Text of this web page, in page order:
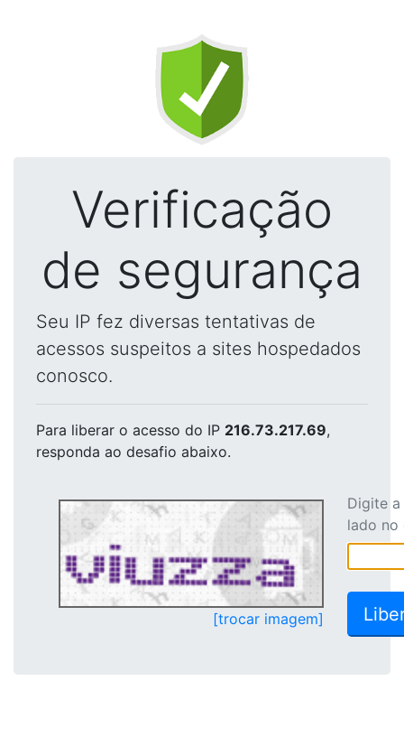
Verificação
de segurança
Seu IP fez diversas tentativas de
acessos suspeitos a sites hospedados
conosco.
Para liberar o acesso do IP 216.73.217.69,
responda ao desafio abaixo.
[trocar imagem]
Digite
lado no